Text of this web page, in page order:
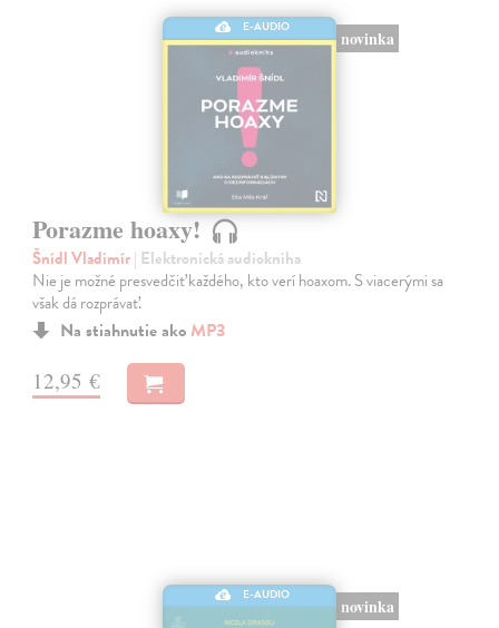
E-AUDIO
novinka
Porazme hoaxy!
Šnídl Vladimír| Elektronická audiokniha
Nie je možné presvedčiť každého, kto verí hoaxom. S viacerými sa
však dá rozprávať.
Na stiahnutie ako MP3
12,95 €
E-AUDIO
novinka